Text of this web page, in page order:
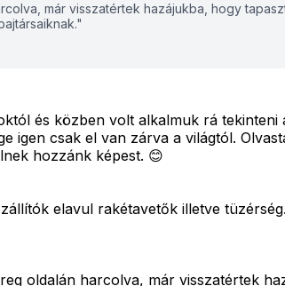
már visszatértek hazájukba, hogy
és közben volt alkalmuk rá tekinteni
igen csak el van zárva a világtól.
hozzánk képest. 😊
elavul rakétavetők illetve
oldalán harcolva, már visszatértek